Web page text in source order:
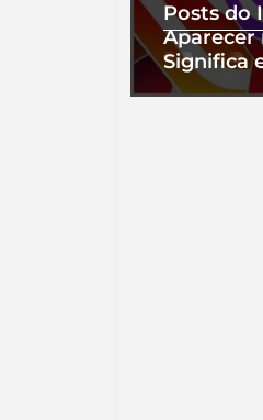
Posts do
Aparecer
Significa
Perfil